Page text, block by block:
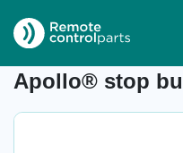
Item number: 26.615
Apollo® stop